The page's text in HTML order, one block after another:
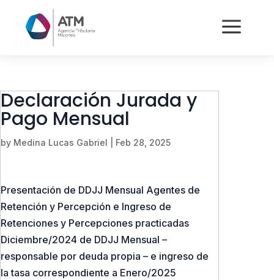
a
Declaración Jurada y
Pago Mensual
by Medina Lucas Gabriel Feb 28, 2025
Presentación de DDJJ Mensual Agentes de
Retención y Percepción e Ingreso de
Retenciones y Percepciones practicadas
Diciembre/2024 de DDJJ Mensual –
responsable por deuda propia – e ingreso de
la tasa correspondiente a Enero/2025